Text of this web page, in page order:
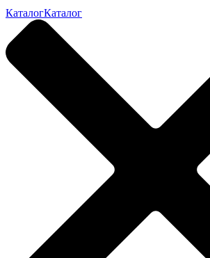
КаталогКаталог